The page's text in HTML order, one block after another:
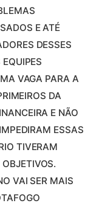
E ATÉ
DESSES
VAGA PARA A
DA
E NÃO
ESSAS
TIVERAM
VAI SER MAIS